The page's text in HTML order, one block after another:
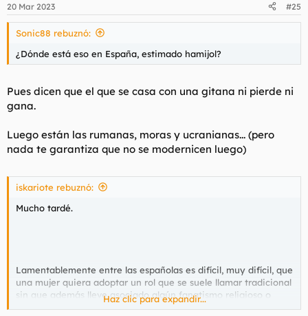
e
s
20 Mar 2023 #25
Sonic88 rebuznó:
¿Dónde está eso en España, estimado hamijol?
Pues dicen que el que se casa con una gitana ni pierde ni
gana.
Luego están las rumanas, moras y ucranianas... (pero
nada te garantiza que no se modernicen luego)
iskariote rebuznó:
Mucho tardé.
Lamentablemente entre las españolas es difícil, muy difícil, que
una mujer quiera adoptar un rol que se suele llamar tradicional
sin que además lleve asociado algún fanatismo religioso o
ideológico, cuando no ambos. Pero bueno, ahora que el país
Haz clic para expandir...